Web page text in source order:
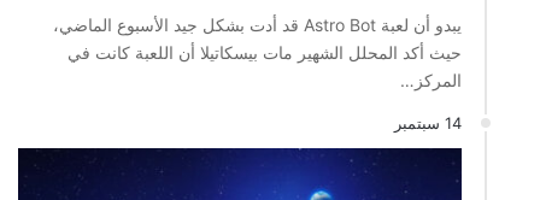
يبدو أن لعبة Astro Bot قد أدت بشكل جيد الأسبوع الماضي،
حيث أكد المحلل الشهير مات بيسكاتيلا أن اللعبة كانت في
المركز…
14 سبتمبر